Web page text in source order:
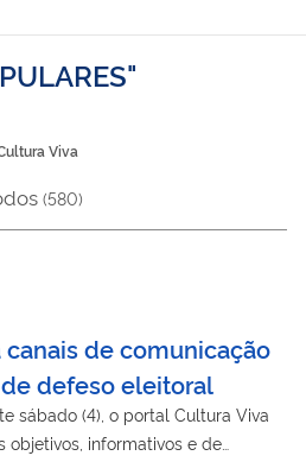
Viva
(580)
de comunicação
defeso eleitoral
sábado (4), o portal Cultura Viva
objetivos, informativos e de